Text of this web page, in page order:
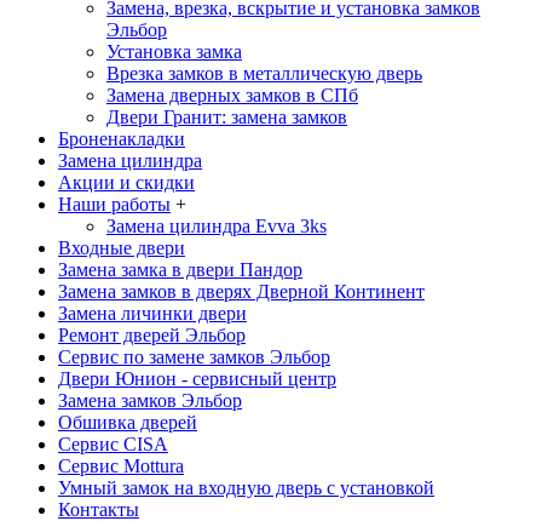
Замена, врезка, вскрытие и установка замков
Эльбор
Установка замка
Врезка замков в металлическую дверь
Замена дверных замков в СПб
Двери Гранит: замена замков
Броненакладки
Замена цилиндра
Акции и скидки
Наши работы +
Замена цилиндра Evva 3ks
Входные двери
Замена замка в двери Пандор
Замена замков в дверях Дверной Континент
Замена личинки двери
Ремонт дверей Эльбор
Сервис по замене замков Эльбор
Двери Юнион - сервисный центр
Замена замков Эльбор
Обшивка дверей
Сервис CISA
Сервис Mottura
Умный замок на входную дверь с установкой
Контакты